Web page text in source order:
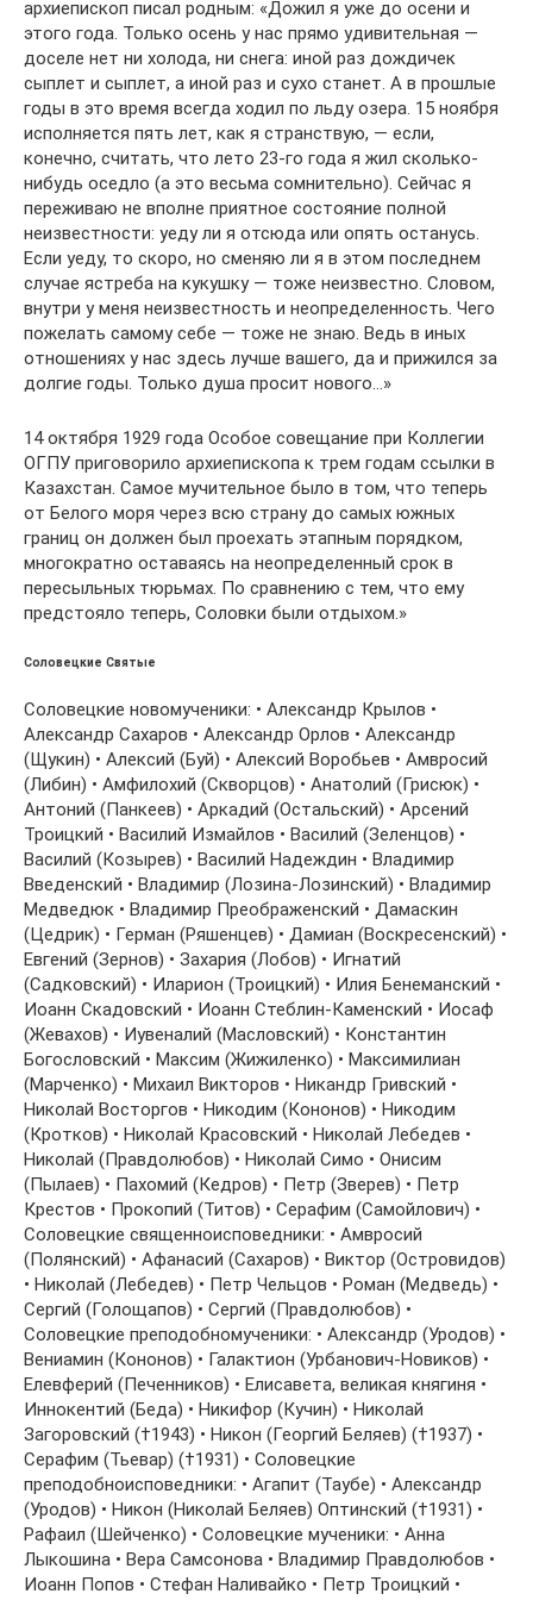
архиепископ писал родным: «Дожил я уже до осени и
этого года. Только осень у нас прямо удивительная —
доселе нет ни холода, ни снега: иной раз дождичек
сыплет и сыплет, а иной раз и сухо станет. А в прошлые
годы в это время всегда ходил по льду озера. 15 ноября
исполняется пять лет, как я странствую, — если,
конечно, считать, что лето 23-го года я жил сколько-
нибудь оседло (а это весьма сомнительно). Сейчас я
переживаю не вполне приятное состояние полной
неизвестности: уеду ли я отсюда или опять останусь.
Если уеду, то скоро, но сменяю ли я в этом последнем
случае ястреба на кукушку — тоже неизвестно. Словом,
внутри у меня неизвестность и неопределенность. Чего
пожелать самому себе — тоже не знаю. Ведь в иных
отношениях у нас здесь лучше вашего, да и прижился за
долгие годы. Только душа просит нового…»
14 октября 1929 года Особое совещание при Коллегии
ОГПУ приговорило архиепископа к трем годам ссылки в
Казахстан. Самое мучительное было в том, что теперь
от Белого моря через всю страну до самых южных
границ он должен был проехать этапным порядком,
многократно оставаясь на неопределенный срок в
пересыльных тюрьмах. По сравнению с тем, что ему
предстояло теперь, Соловки были отдыхом.»
Соловецкие Святые
Соловецкие новомученики: • Александр Крылов •
Александр Сахаров • Александр Орлов • Александр
(Щукин) • Алексий (Буй) • Алексий Воробьев • Амвросий
(Либин) • Амфилохий (Скворцов) • Анатолий (Грисюк) •
Антоний (Панкеев) • Аркадий (Остальский) • Арсений
Троицкий • Василий Измайлов • Василий (Зеленцов) •
Василий (Козырев) • Василий Надеждин • Владимир
Введенский • Владимир (Лозина-Лозинский) • Владимир
Медведюк • Владимир Преображенский • Дамаскин
(Цедрик) • Герман (Ряшенцев) • Дамиан (Воскресенский) •
Евгений (Зернов) • Захария (Лобов) • Игнатий
(Садковский) • Иларион (Троицкий) • Илия Бенеманский •
Иоанн Скадовский • Иоанн Стеблин-Каменский • Иосаф
(Жевахов) • Иувеналий (Масловский) • Константин
Богословский • Максим (Жижиленко) • Максимилиан
(Марченко) • Михаил Викторов • Никандр Гривский •
Николай Восторгов • Никодим (Кононов) • Никодим
(Кротков) • Николай Красовский • Николай Лебедев •
Николай (Правдолюбов) • Николай Симо • Онисим
(Пылаев) • Пахомий (Кедров) • Петр (Зверев) • Петр
Крестов • Прокопий (Титов) • Серафим (Самойлович) •
Соловецкие cвященноисповедники: • Амвросий
(Полянский) • Афанасий (Сахаров) • Виктор (Островидов)
• Николай (Лебедев) • Петр Чельцов • Роман (Медведь) •
Сергий (Голощапов) • Сергий (Правдолюбов) •
Соловецкие преподобномученики: • Александр (Уродов) •
Вениамин (Кононов) • Галактион (Урбанович-Новиков) •
Елевферий (Печенников) • Елисавета, великая княгиня •
Иннокентий (Беда) • Никифор (Кучин) • Николай
Загоровский (†1943) • Никон (Георгий Беляев) (†1937) •
Серафим (Тьевар) (†1931) • Соловецкие
преподобноисповедники: • Агапит (Таубе) • Александр
(Уродов) • Никон (Николай Беляев) Оптинский (†1931) •
Рафаил (Шейченко) • Соловецкие мученики: • Анна
Лыкошина • Вера Самсонова • Владимир Правдолюбов •
Иоанн Попов • Стефан Наливайко • Петр Троицкий •